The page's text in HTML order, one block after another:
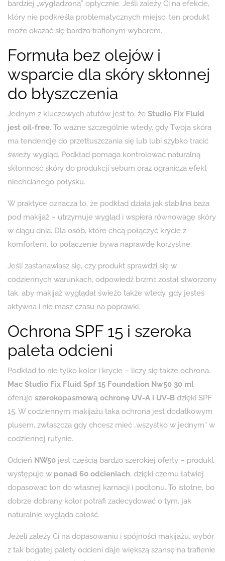
bardziej „wygładzoną” optycznie. Jeśli zależy Ci na efekcie,
który nie podkreśla problematycznych miejsc, ten produkt
może okazać się bardzo trafionym wyborem.
Formuła bez olejów i
wsparcie dla skóry skłonnej
do błyszczenia
Jednym z kluczowych atutów jest to, że Studio Fix Fluid
jest oil-free. To ważne szczególnie wtedy, gdy Twoja skóra
ma tendencję do przetłuszczania się lub lubi szybko tracić
świeży wygląd. Podkład pomaga kontrolować naturalną
skłonność skóry do produkcji sebum oraz ogranicza efekt
niechcianego połysku.
W praktyce oznacza to, że podkład działa jak stabilna baza
pod makijaż – utrzymuje wygląd i wspiera równowagę skóry
w ciągu dnia. Dla osób, które chcą połączyć krycie z
komfortem, to połączenie bywa naprawdę korzystne.
Jeśli zastanawiasz się, czy produkt sprawdzi się w
codziennych warunkach, odpowiedź brzmi: został stworzony
tak, aby makijaż wyglądał świeżo także wtedy, gdy jesteś
aktywna i nie masz czasu na poprawki.
Ochrona SPF 15 i szeroka
paleta odcieni
Podkład to nie tylko kolor i krycie – liczy się także ochrona.
Mac Studio Fix Fluid Spf 15 Foundation Nw50 30 ml
oferuje szerokopasmową ochronę UV-A i UV-B dzięki SPF
15. W codziennym makijażu taka ochrona jest dodatkowym
plusem, zwłaszcza gdy chcesz mieć „wszystko w jednym” w
codziennej rutynie.
Odcień NW50 jest częścią bardzo szerokiej oferty – produkt
występuje w ponad 60 odcieniach, dzięki czemu łatwiej
dopasować ton do własnej karnacji i podtonu. To istotne, bo
dobrze dobrany kolor potrafi zadecydować o tym, jak
naturalnie wygląda całość.
Jeżeli zależy Ci na dopasowaniu i spójności makijażu, wybór
z tak bogatej palety odcieni daje większą szansę na trafienie